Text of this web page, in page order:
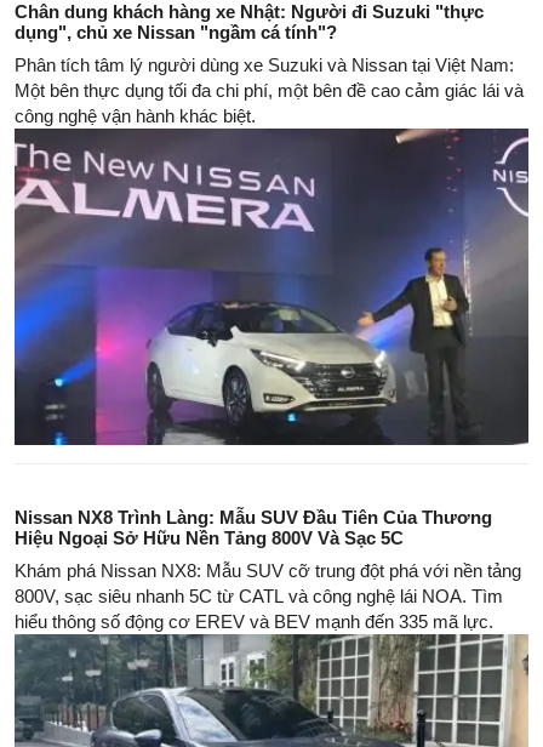
Chân dung khách hàng xe Nhật: Người đi Suzuki "thực
dụng", chủ xe Nissan "ngầm cá tính"?
Phân tích tâm lý người dùng xe Suzuki và Nissan tại Việt Nam:
Một bên thực dụng tối đa chi phí, một bên đề cao cảm giác lái và
công nghệ vận hành khác biệt.
Nissan NX8 Trình Làng: Mẫu SUV Đầu Tiên Của Thương
Hiệu Ngoại Sở Hữu Nền Tảng 800V Và Sạc 5C
Khám phá Nissan NX8: Mẫu SUV cỡ trung đột phá với nền tảng
800V, sạc siêu nhanh 5C từ CATL và công nghệ lái NOA. Tìm
hiểu thông số động cơ EREV và BEV mạnh đến 335 mã lực.